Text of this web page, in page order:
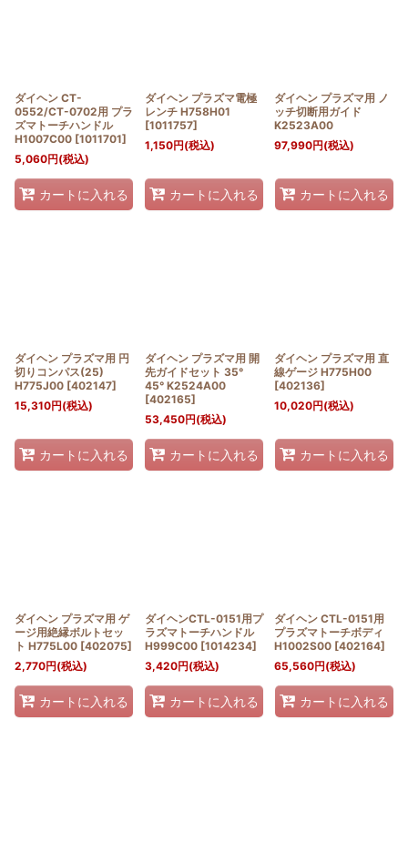
ダイヘン CT-
0552/CT-0702用 プラ
ズマトーチハンドル
H1007C00 [1011701]
5,060円(税込)
カートに入れる
ダイヘン プラズマ電極
レンチ H758H01
[1011757]
1,150円(税込)
カートに入れる
ダイヘン プラズマ用 ノ
ッチ切断用ガイド
K2523A00
97,990円(税込)
カートに入れる
ダイヘン プラズマ用 円
切りコンパス(25)
H775J00 [402147]
15,310円(税込)
カートに入れる
ダイヘン プラズマ用 開
先ガイドセット 35°
45° K2524A00
[402165]
53,450円(税込)
カートに入れる
ダイヘン プラズマ用 直
線ゲージ H775H00
[402136]
10,020円(税込)
カートに入れる
ダイヘン プラズマ用 ゲ
ージ用絶縁ボルトセッ
ト H775L00 [402075]
2,770円(税込)
カートに入れる
ダイヘンCTL-0151用プ
ラズマトーチハンドル
H999C00 [1014234]
3,420円(税込)
カートに入れる
ダイヘン CTL-0151用
プラズマトーチボディ
H1002S00 [402164]
65,560円(税込)
カートに入れる